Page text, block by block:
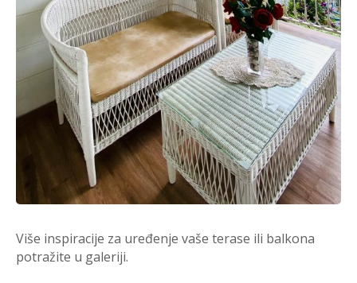
Više inspiracije za uređenje vaše terase ili balkona
potražite u galeriji.